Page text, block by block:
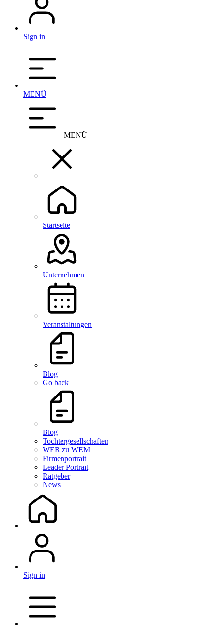
Sign in
MENÜ
MENÜ
Startseite
Unternehmen
Veranstaltungen
Blog
Go back
Blog
Tochtergesellschaften
WER zu WEM
Firmenportrait
Leader Portrait
Ratgeber
News
Sign in